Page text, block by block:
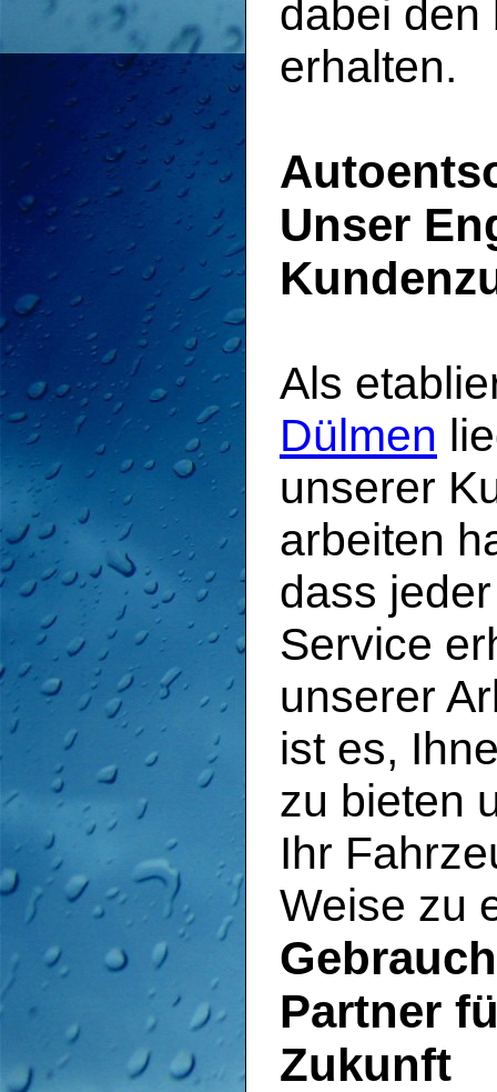
dabei den
erhalten.
Unser
Als
Dülmen
unserer
arbeiten
dass
Service
unserer
ist es,
zu bieten
Ihr
Weise zu
Partner
Zukunft